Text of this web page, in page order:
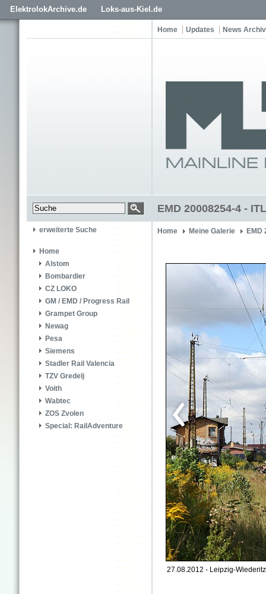
ElektrolokArchive.de Loks-aus-Kiel.de
Home Updates News Archiv
EMD 20008254-4 -
erweiterte Suche
Home
Alstom
Bombardier
CZ LOKO
GM / EMD / Progress Rail
Grampet Group
Newag
Pesa
Siemens
Stadler Rail Valencia
TZV Gredelj
Voith
Wabtec
ZOS Zvolen
Special: RailAdventure
Home Meine Galerie EMD
27.08.2012 - Leipzig-